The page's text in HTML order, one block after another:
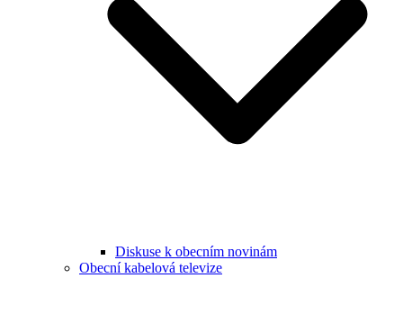
Diskuse k obecním novinám
Obecní kabelová televize